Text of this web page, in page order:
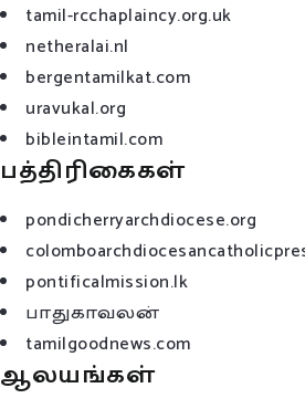
tamil-rcchaplaincy.org.uk
netheralai.nl
bergentamilkat.com
uravukal.org
bibleintamil.com
பத்திரிகைகள்
pondicherryarchdiocese.org
pontificalmission.lk
பாதுகாவலன்
tamilgoodnews.com
ஆலயங்கள்